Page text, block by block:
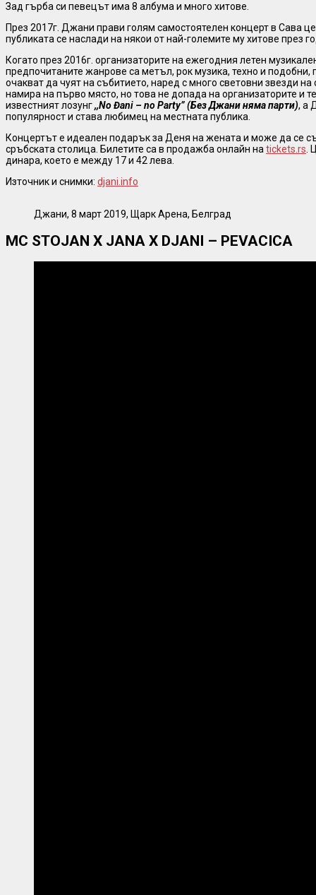
Зад гърба си певецът има 8 албума и много хитове.
През 2017г. Джани прави голям самостоятелен концерт в Сава
публиката се наслади на някои от най-големите му хитове през
Когато през 2016г. организаторите на ежегодния летен
предпочитаните жанрове са метъл, рок музика, техно и
очакват да чуят на събитието, наред с много световни звезди
намира на първо място, но това не допада на организаторите и
известният лозунг,,No Đani – no Party” (Без Джани няма парти), а
популярност и става любимец на местната публика.
Концертът е идеален подарък за Деня на жената и може да се
сръбската столица. Билетите са в продажба онлайн наtickets.rs.
динара, което е между 17 и 42 лева.
Източник и снимки: djani.info
Джани, 8 март 2019, Щарк Арена, Белград
MC STOJAN X JANA X DJANI – PEVACICA